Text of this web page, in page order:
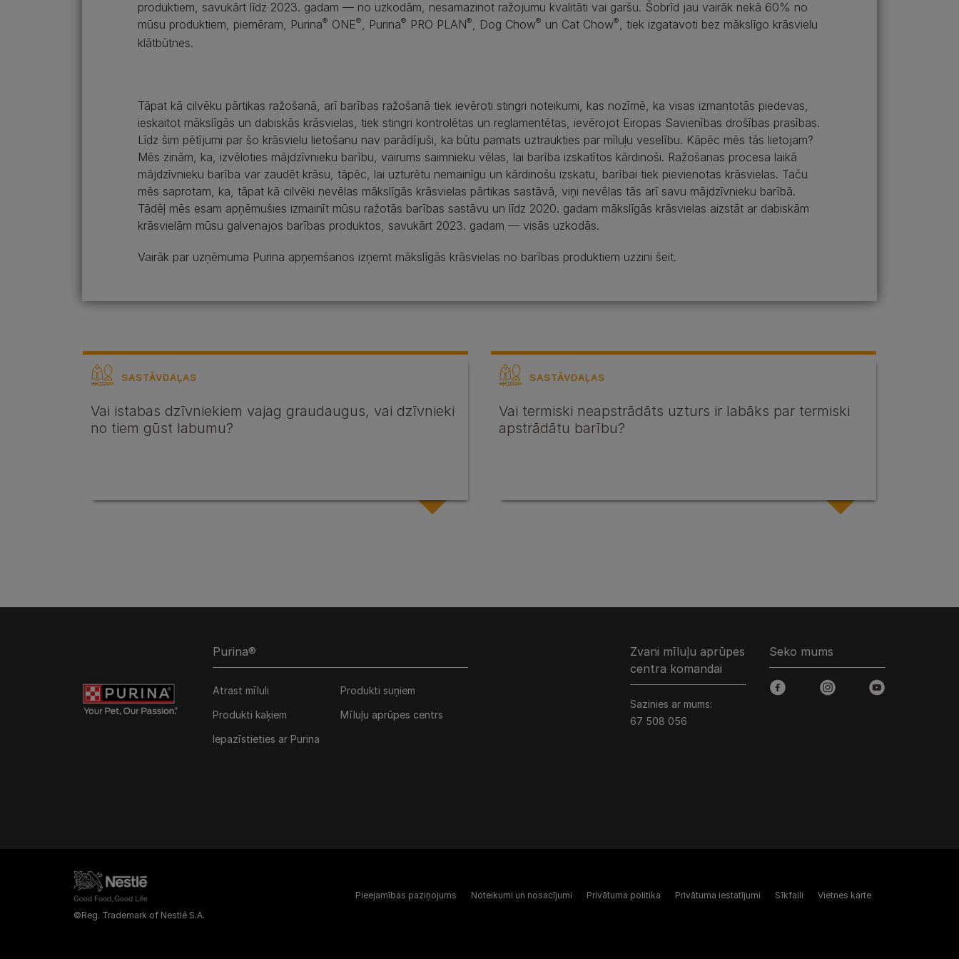
produktiem, savukārt līdz 2023. gadam — no uzkodām, nesamazinot ražojumu kvalitāti vai garšu. Šobrīd jau vairāk nekā 60% no
mūsu produktiem, piemēram, Purina® ONE®, Purina® PRO PLAN®, Dog Chow® un Cat Chow®, tiek izgatavoti bez mākslīgo krāsvielu
klātbūtnes.
Tāpat kā cilvēku pārtikas ražošanā, arī barības ražošanā tiek ievēroti stingri noteikumi, kas nozīmē, ka visas izmantotās piedevas,
ieskaitot mākslīgās un dabiskās krāsvielas, tiek stingri kontrolētas un reglamentētas, ievērojot Eiropas Savienības drošības prasības.
Līdz šim pētījumi par šo krāsvielu lietošanu nav parādījuši, ka būtu pamats uztraukties par mīluļu veselību. Kāpēc mēs tās lietojam?
Mēs zinām, ka, izvēloties mājdzīvnieku barību, vairums saimnieku vēlas, lai barība izskatītos kārdinoši. Ražošanas procesa laikā
mājdzīvnieku barība var zaudēt krāsu, tāpēc, lai uzturētu nemainīgu un kārdinošu izskatu, barībai tiek pievienotas krāsvielas. Taču
mēs saprotam, ka, tāpat kā cilvēki nevēlas mākslīgās krāsvielas pārtikas sastāvā, viņi nevēlas tās arī savu mājdzīvnieku barībā.
Tādēļ mēs esam apņēmušies izmainīt mūsu ražotās barības sastāvu un līdz 2020. gadam mākslīgās krāsvielas aizstāt ar dabiskām
krāsvielām mūsu galvenajos barības produktos, savukārt 2023. gadam — visās uzkodās.
Vairāk par uzņēmuma Purina apņemšanos izņemt mākslīgās krāsvielas no barības produktiem uzzini šeit.
SASTĀVDAĻAS
Vai istabas dzīvniekiem vajag graudaugus, vai dzīvnieki
no tiem gūst labumu?
SASTĀVDAĻAS
Vai termiski neapstrādāts uzturs ir labāks par termiski
apstrādātu barību?
Purina®
Atrast mīluli
Produkti suņiem
Produkti kaķiem
Mīluļu aprūpes centrs
Iepazīstieties ar Purina
Zvani mīluļu aprūpes
centra komandai
Sazinies ar mums:
67 508 056
Seko mums
facebookinstagramyoutube
©Reg. Trademark of Nestlé S.A.
Pieejamības paziņojums Noteikumi un nosacījumi Privātuma politika Privātuma iestatījumi Sīkfaili Vietnes karte